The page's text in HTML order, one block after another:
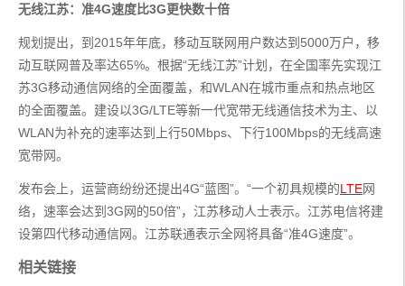
无线江苏：准4G速度比3G更快数十倍
规划提出，到2015年年底，移动互联网用户数达到5000万户，移
动互联网普及率达65%。根据“无线江苏”计划，在全国率先实现江
苏3G移动通信网络的全面覆盖，和WLAN在城市重点和热点地区
的全面覆盖。建设以3G/LTE等新一代宽带无线通信技术为主、以
WLAN为补充的速率达到上行50Mbps、下行100Mbps的无线高速
宽带网。
发布会上，运营商纷纷还提出4G“蓝图”。“一个初具规模的LTE网
络，速率会达到3G网的50倍”，江苏移动人士表示。江苏电信将建
设第四代移动通信网。江苏联通表示全网将具备“准4G速度”。
相关链接